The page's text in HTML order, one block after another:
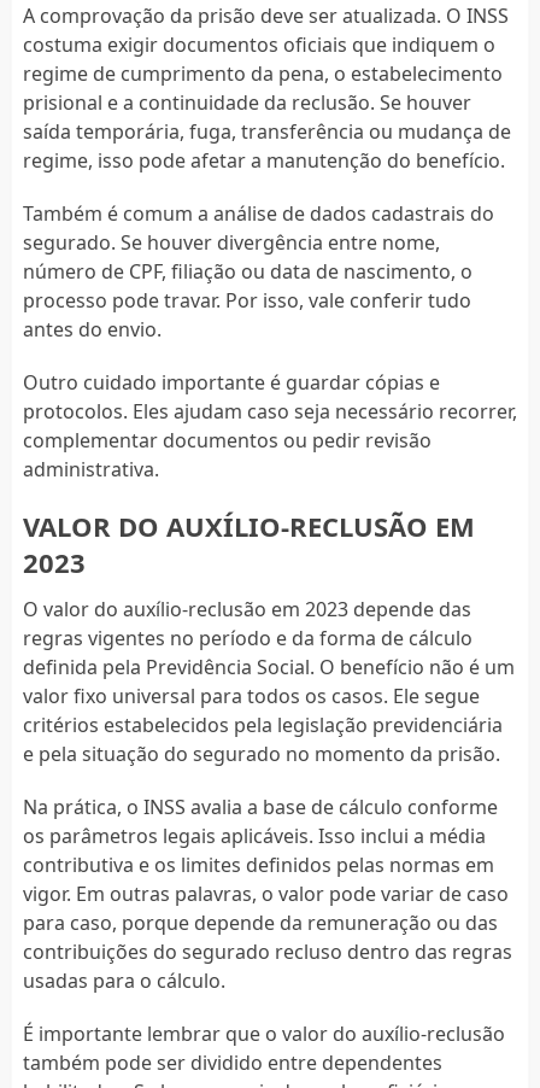
A comprovação da prisão deve ser atualizada. O INSS
costuma exigir documentos oficiais que indiquem o
regime de cumprimento da pena, o estabelecimento
prisional e a continuidade da reclusão. Se houver
saída temporária, fuga, transferência ou mudança de
regime, isso pode afetar a manutenção do benefício.
Também é comum a análise de dados cadastrais do
segurado. Se houver divergência entre nome,
número de CPF, filiação ou data de nascimento, o
processo pode travar. Por isso, vale conferir tudo
antes do envio.
Outro cuidado importante é guardar cópias e
protocolos. Eles ajudam caso seja necessário recorrer,
complementar documentos ou pedir revisão
administrativa.
VALOR DO AUXÍLIO-RECLUSÃO EM
2023
O valor do auxílio-reclusão em 2023 depende das
regras vigentes no período e da forma de cálculo
definida pela Previdência Social. O benefício não é um
valor fixo universal para todos os casos. Ele segue
critérios estabelecidos pela legislação previdenciária
e pela situação do segurado no momento da prisão.
Na prática, o INSS avalia a base de cálculo conforme
os parâmetros legais aplicáveis. Isso inclui a média
contributiva e os limites definidos pelas normas em
vigor. Em outras palavras, o valor pode variar de caso
para caso, porque depende da remuneração ou das
contribuições do segurado recluso dentro das regras
usadas para o cálculo.
É importante lembrar que o valor do auxílio-reclusão
também pode ser dividido entre dependentes